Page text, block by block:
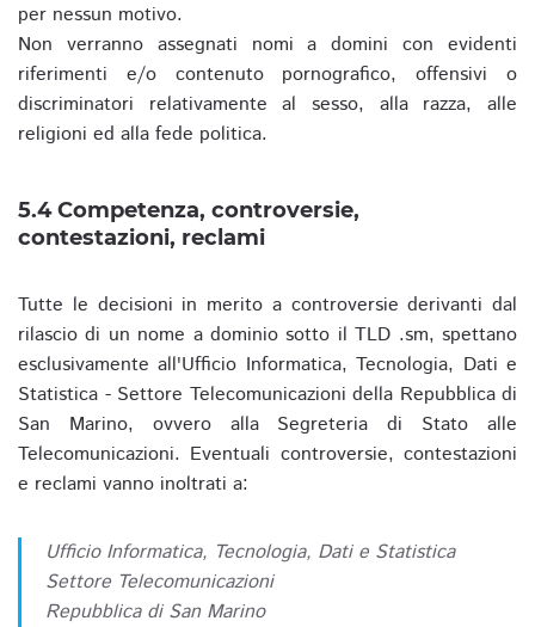
per nessun motivo.
Non verranno assegnati nomi a domini con evidenti
riferimenti e/o contenuto pornografico, offensivi o
discriminatori relativamente al sesso, alla razza, alle
religioni ed alla fede politica.
5.4 Competenza, controversie,
contestazioni, reclami
Tutte le decisioni in merito a controversie derivanti dal
rilascio di un nome a dominio sotto il TLD .sm, spettano
esclusivamente all'Ufficio Informatica, Tecnologia, Dati e
Statistica - Settore Telecomunicazioni della Repubblica di
San Marino, ovvero alla Segreteria di Stato alle
Telecomunicazioni. Eventuali controversie, contestazioni
e reclami vanno inoltrati a:
Ufficio Informatica, Tecnologia, Dati e Statistica
Settore Telecomunicazioni
Repubblica di San Marino